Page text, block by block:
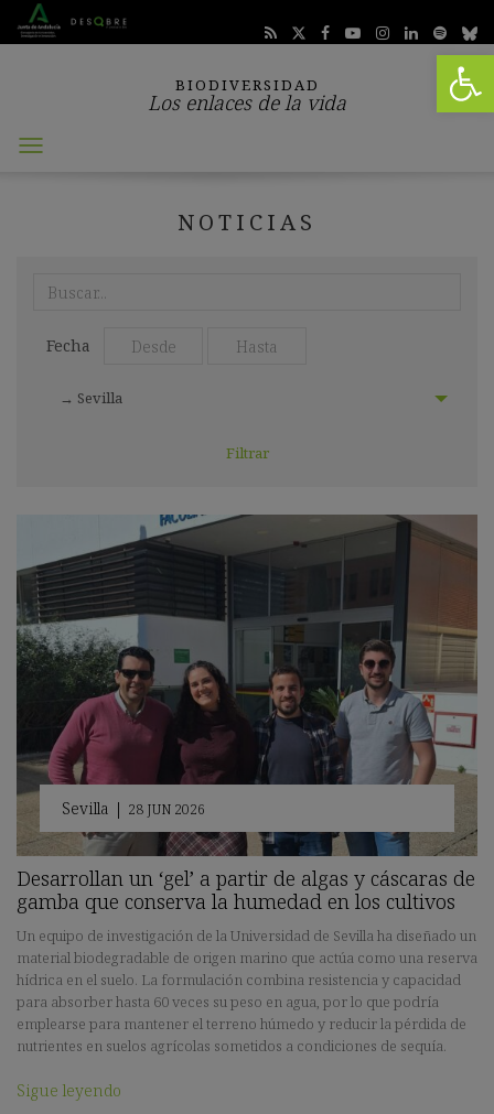
Abrir
BIODIVERSIDAD
Los enlaces de la vida
Abrir
NOTICIAS
Realiza
aquí
búsqueda:
Fecha
Seleccionar
fecha
Seleccionar
fecha
Seleccionar
localización:
→ Sevilla
Sevilla | 28 JUN 2026
Desarrollan un ‘gel’ a partir de algas y cáscaras de
gamba que conserva la humedad en los cultivos
Un equipo de investigación de la Universidad de Sevilla ha diseñado un
material biodegradable de origen marino que actúa como una reserva
hídrica en el suelo. La formulación combina resistencia y capacidad
para absorber hasta 60 veces su peso en agua, por lo que podría
emplearse para mantener el terreno húmedo y reducir la pérdida de
nutrientes en suelos agrícolas sometidos a condiciones de sequía.
Sigue leyendo